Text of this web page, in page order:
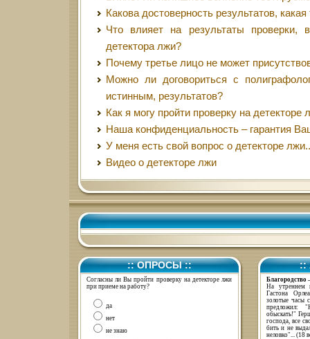
Какова достоверность результатов,
Что влияет на результаты проверки,
детектора лжи?
Почему третье лицо не может
Можно ли договориться с
истинным, результатов?
Как я могу пройти проверку на детекторе
Наша конфиденциальность – гарантия
У меня есть свой вопрос о детекторе
Видео о детекторе лжи
:: ОПРОСЫ ::
Согласны ли Вы пройти проверку на детекторе лжи
при приеме на работу?
да
нет
не знаю
::
Благородство
На утреннем
Гастона
золотые часы
предложил:
обыскать!"
господа, все
бить и не
неловко"... (18